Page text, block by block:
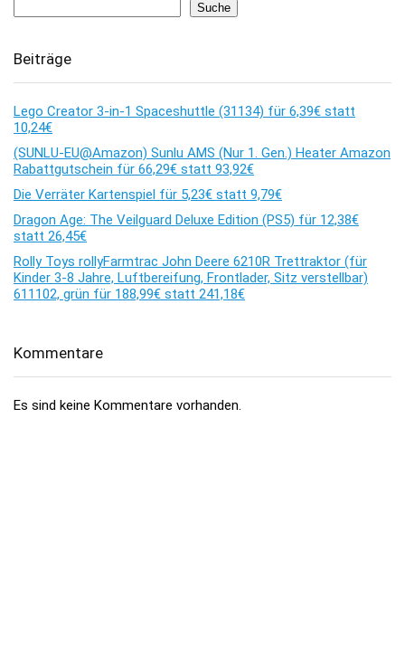
Suche
Beiträge
Lego Creator 3-in-1 Spaceshuttle (31134) für 6,39€ statt
10,24€
(SUNLU-EU@Amazon) Sunlu AMS (Nur 1. Gen.) Heater Amazon
Rabattgutschein für 66,29€ statt 93,92€
Die Verräter Kartenspiel für 5,23€ statt 9,79€
Dragon Age: The Veilguard Deluxe Edition (PS5) für 12,38€
statt 26,45€
Rolly Toys rollyFarmtrac John Deere 6210R Trettraktor (für
Kinder 3-8 Jahre, Luftbereifung, Frontlader, Sitz verstellbar)
611102, grün für 188,99€ statt 241,18€
Kommentare
Es sind keine Kommentare vorhanden.